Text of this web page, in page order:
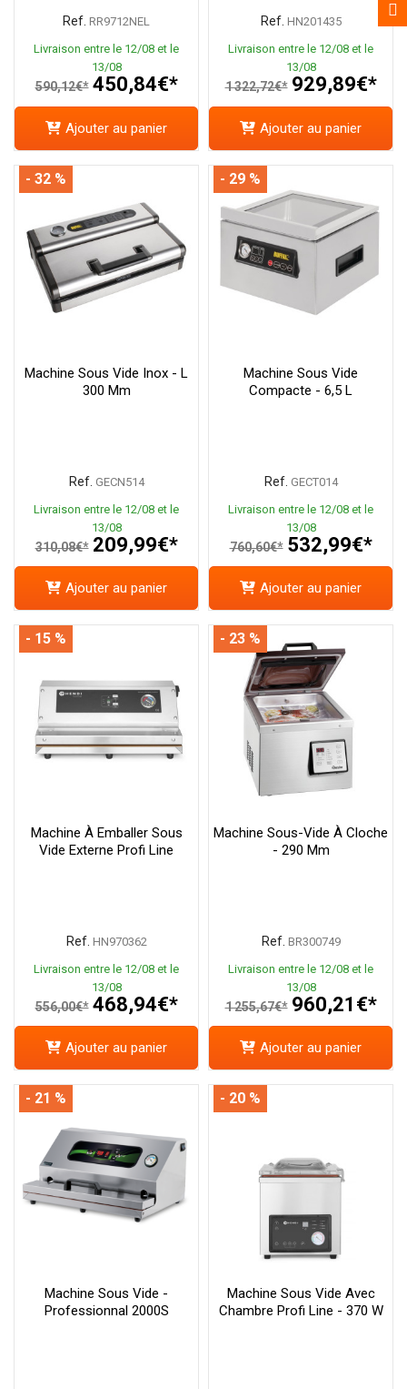
Ref. RR9712NEL
Livraison entre le 12/08 et le
13/08
590,12€* 450,84€*
Ajouter au panier
Ref. HN201435
Livraison entre le 12/08 et le
13/08
1 322,72€* 929,89€*
Ajouter au panier
Machine Sous Vide Inox - L
300 Mm
Ref. GECN514
Livraison entre le 12/08 et le
13/08
310,08€* 209,99€*
- 32 %
Ajouter au panier
Machine Sous Vide
Compacte - 6,5 L
Ref. GECT014
Livraison entre le 12/08 et le
13/08
760,60€* 532,99€*
- 29 %
Ajouter au panier
Machine À Emballer Sous
Vide Externe Profi Line
Ref. HN970362
Livraison entre le 12/08 et le
13/08
556,00€* 468,94€*
- 15 %
Ajouter au panier
Machine Sous-Vide À Cloche
- 290 Mm
Ref. BR300749
Livraison entre le 12/08 et le
13/08
1 255,67€* 960,21€*
- 23 %
Ajouter au panier
Machine Sous Vide -
Professionnal 2000S
- 21 %
Machine Sous Vide Avec
Chambre Profi Line - 370 W
- 20 %